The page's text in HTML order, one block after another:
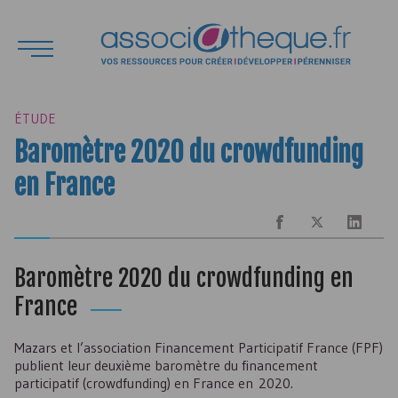
ÉTUDE
Baromètre 2020 du crowdfunding
en France
Baromètre 2020 du crowdfunding en
France
Mazars et l’association Financement Participatif France (FPF)
publient leur deuxième baromètre du financement
participatif (crowdfunding) en France en 2020.